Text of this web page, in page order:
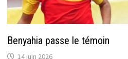
Benyahia passe le témoin
14 juin 2026